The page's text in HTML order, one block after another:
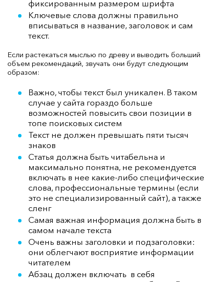
фиксированным размером шрифта
Ключевые слова должны правильно
вписываться в название, заголовок и сам
текст.
Если растекаться мыслью по древу и выводить больший
объем рекомендаций, звучать они будут следующим
образом:
Важно, чтобы текст был уникален. В таком
случае у сайта гораздо больше
возможностей повысить свои позиции в
топе поисковых систем
Текст не должен превышать пяти тысяч
знаков
Статья должна быть читабельна и
максимально понятна, не рекомендуется
включать в нее какие-либо специфические
слова, профессиональные термины (если
это не специализированный сайт), а также
сленг
Самая важная информация должна быть в
самом начале текста
Очень важны заголовки и подзаголовки:
они облегчают восприятие информации
читателем
Абзац должен включать в себя